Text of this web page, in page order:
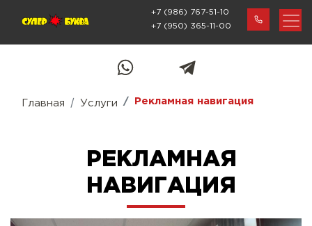
+7 (986) 767-51-10
+7 (950) 365-11-00
Главная Услуги Рекламная навигация
РЕКЛАМНАЯ
НАВИГАЦИЯ